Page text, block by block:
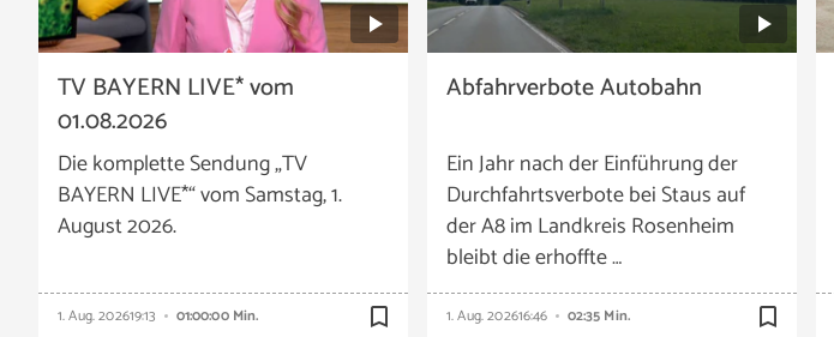
TV BAYERN LIVE* vom
01.08.2026
Die komplette Sendung „TV
BAYERN LIVE*“ vom Samstag, 1.
August 2026.
1. Aug. 202619:13 01:00:00 Min. bookmark_border
Abfahrverbote Autobahn
Ein Jahr nach der Einführung der
Durchfahrtsverbote bei Staus auf
der A8 im Landkreis Rosenheim
bleibt die erhoffte …
1. Aug. 202616:46 02:35 Min. bookmark_border